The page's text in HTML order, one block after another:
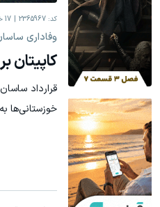
کد: 2365967 17 خرداد 1405 ساعت 15:53
وفاداری
کاپیتان
قرارداد
خوزستانی‌ها